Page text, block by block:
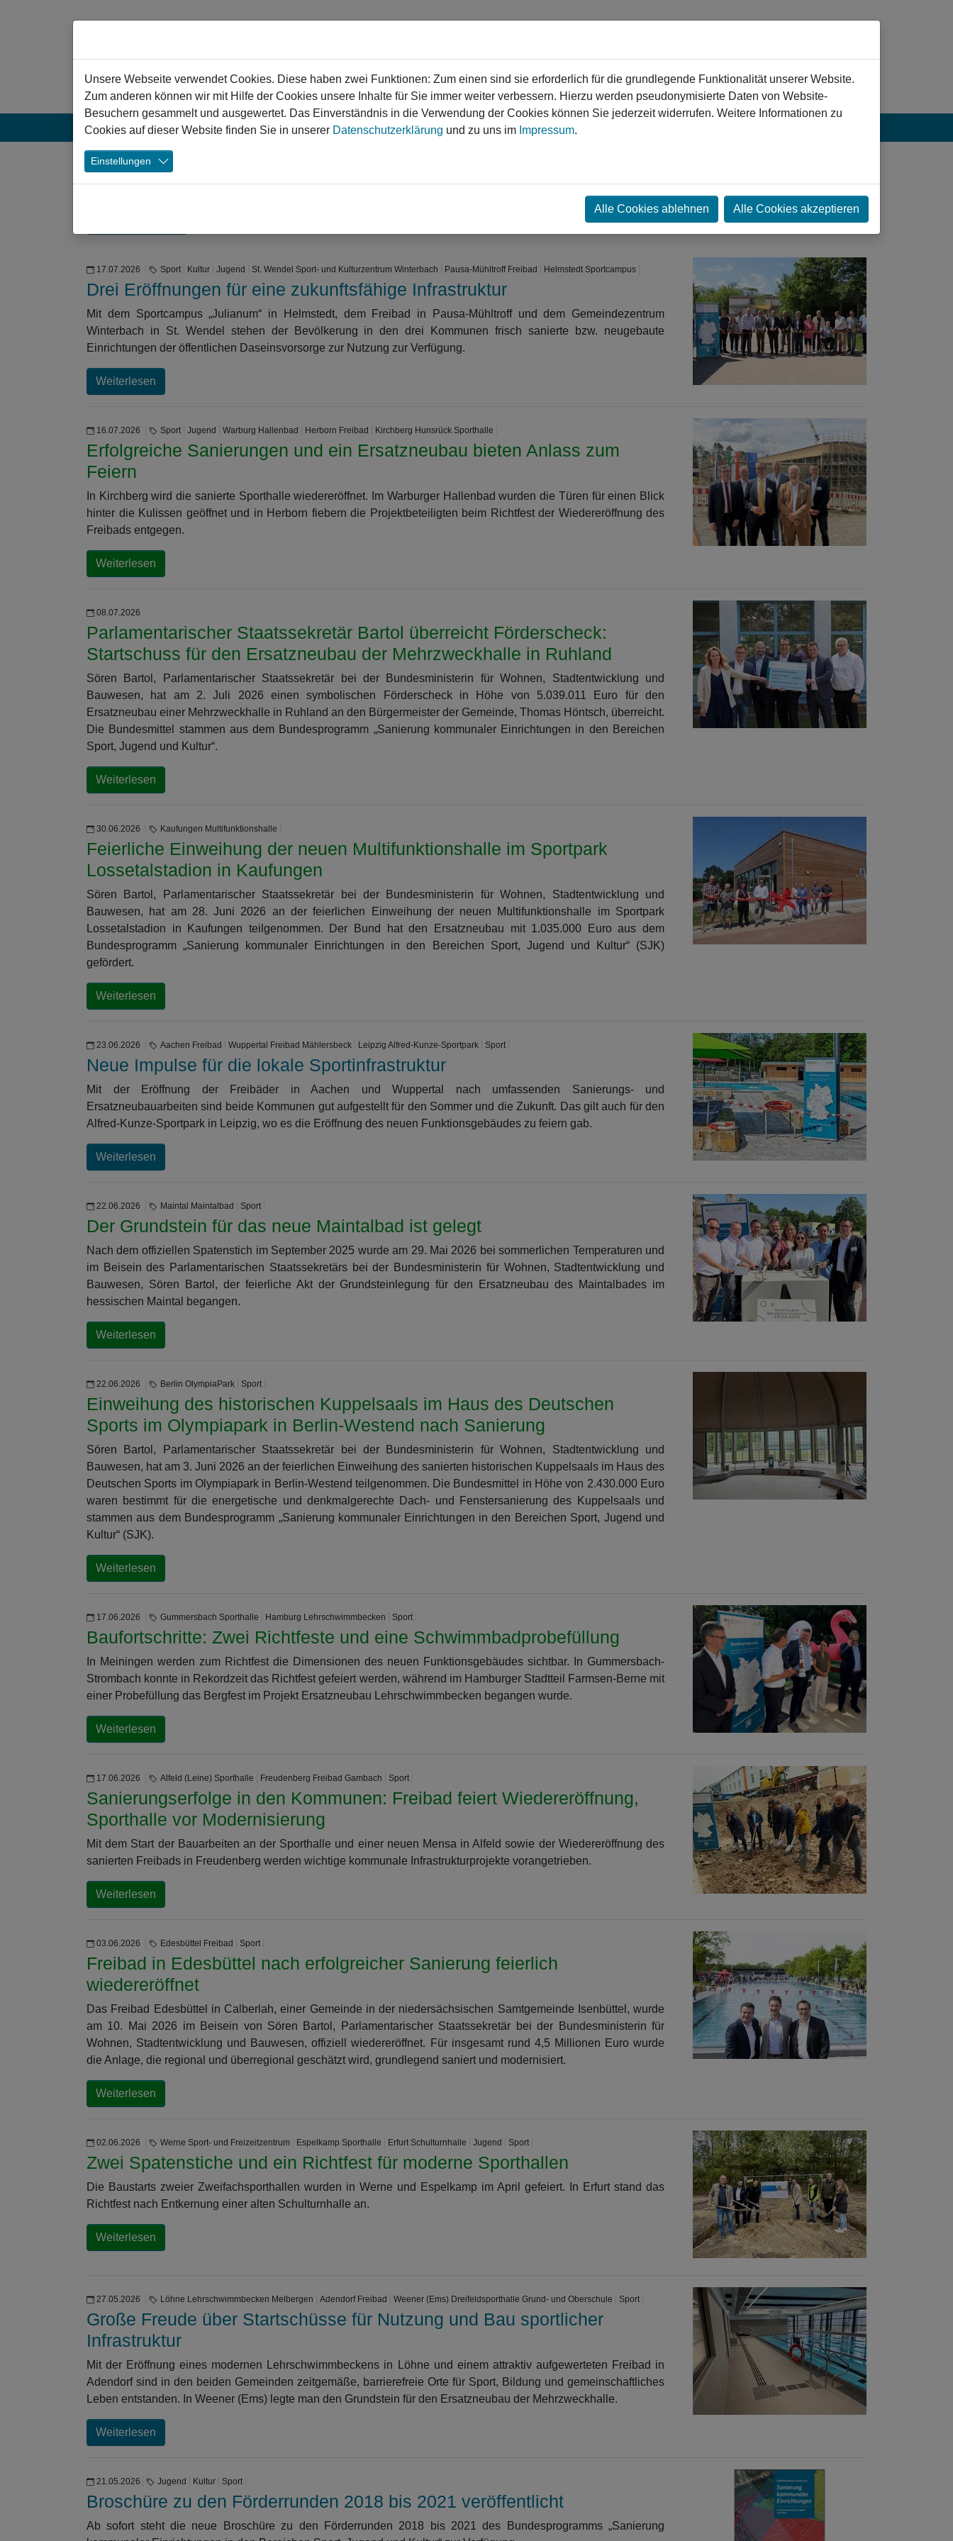
Aktuelles Projekte ❯ Veranstaltungen ❯ Service ❯ Login Kontakt
Weitere Meldungen
17.07.2026 Sport Kultur Jugend St. Wendel Sport- und Kulturzentrum Winterbach Pausa-Mühltroff Freibad Helmstedt Sportcampus
Drei Eröffnungen für eine zukunftsfähige Infrastruktur
Mit dem Sportcampus „Julianum“ in Helmstedt, dem Freibad in Pausa-Mühltroff und dem Gemeindezentrum
Winterbach in St. Wendel stehen der Bevölkerung in den drei Kommunen frisch sanierte bzw. neugebaute
Einrichtungen der öffentlichen Daseinsvorsorge zur Nutzung zur Verfügung.
Weiterlesen
16.07.2026 Sport Jugend Warburg Hallenbad Herborn Freibad Kirchberg Hunsrück Sporthalle
Erfolgreiche Sanierungen und ein Ersatzneubau bieten Anlass zum
Feiern
In Kirchberg wird die sanierte Sporthalle wiedereröffnet. Im Warburger Hallenbad wurden die Türen für einen Blick
hinter die Kulissen geöffnet und in Herborn fiebern die Projektbeteiligten beim Richtfest der Wiedereröffnung des
Freibads entgegen.
Weiterlesen
08.07.2026
Parlamentarischer Staatssekretär Bartol überreicht Förderscheck:
Startschuss für den Ersatzneubau der Mehrzweckhalle in Ruhland
Sören Bartol, Parlamentarischer Staatssekretär bei der Bundesministerin für Wohnen, Stadtentwicklung und
Bauwesen, hat am 2. Juli 2026 einen symbolischen Förderscheck in Höhe von 5.039.011 Euro für den
Ersatzneubau einer Mehrzweckhalle in Ruhland an den Bürgermeister der Gemeinde, Thomas Höntsch, überreicht.
Die Bundesmittel stammen aus dem Bundesprogramm „Sanierung kommunaler Einrichtungen in den Bereichen
Sport, Jugend und Kultur“.
Weiterlesen
30.06.2026 Kaufungen Multifunktionshalle
Feierliche Einweihung der neuen Multifunktionshalle im Sportpark
Lossetalstadion in Kaufungen
Sören Bartol, Parlamentarischer Staatssekretär bei der Bundesministerin für Wohnen, Stadtentwicklung und
Bauwesen, hat am 28. Juni 2026 an der feierlichen Einweihung der neuen Multifunktionshalle im Sportpark
Lossetalstadion in Kaufungen teilgenommen. Der Bund hat den Ersatzneubau mit 1.035.000 Euro aus dem
Bundesprogramm „Sanierung kommunaler Einrichtungen in den Bereichen Sport, Jugend und Kultur“ (SJK)
gefördert.
Weiterlesen
23.06.2026 Aachen Freibad Wuppertal Freibad Mählersbeck Leipzig Alfred-Kunze-Sportpark Sport
Neue Impulse für die lokale Sportinfrastruktur
Mit der Eröffnung der Freibäder in Aachen und Wuppertal nach umfassenden Sanierungs- und
Ersatzneubauarbeiten sind beide Kommunen gut aufgestellt für den Sommer und die Zukunft. Das gilt auch für den
Alfred-Kunze-Sportpark in Leipzig, wo es die Eröffnung des neuen Funktionsgebäudes zu feiern gab.
Weiterlesen
22.06.2026 Maintal Maintalbad Sport
Der Grundstein für das neue Maintalbad ist gelegt
Nach dem offiziellen Spatenstich im September 2025 wurde am 29. Mai 2026 bei sommerlichen Temperaturen und
im Beisein des Parlamentarischen Staatssekretärs bei der Bundesministerin für Wohnen, Stadtentwicklung und
Bauwesen, Sören Bartol, der feierliche Akt der Grundsteinlegung für den Ersatzneubau des Maintalbades im
hessischen Maintal begangen.
Weiterlesen
22.06.2026 Berlin OlympiaPark Sport
Einweihung des historischen Kuppelsaals im Haus des Deutschen
Sports im Olympiapark in Berlin-Westend nach Sanierung
Sören Bartol, Parlamentarischer Staatssekretär bei der Bundesministerin für Wohnen, Stadtentwicklung und
Bauwesen, hat am 3. Juni 2026 an der feierlichen Einweihung des sanierten historischen Kuppelsaals im Haus des
Deutschen Sports im Olympiapark in Berlin-Westend teilgenommen. Die Bundesmittel in Höhe von 2.430.000 Euro
waren bestimmt für die energetische und denkmalgerechte Dach- und Fenstersanierung des Kuppelsaals und
stammen aus dem Bundesprogramm „Sanierung kommunaler Einrichtungen in den Bereichen Sport, Jugend und
Kultur“ (SJK).
Weiterlesen
17.06.2026 Gummersbach Sporthalle Hamburg Lehrschwimmbecken Sport
Baufortschritte: Zwei Richtfeste und eine Schwimmbadprobefüllung
In Meiningen werden zum Richtfest die Dimensionen des neuen Funktionsgebäudes sichtbar. In Gummersbach-
Strombach konnte in Rekordzeit das Richtfest gefeiert werden, während im Hamburger Stadtteil Farmsen-Berne mit
einer Probefüllung das Bergfest im Projekt Ersatzneubau Lehrschwimmbecken begangen wurde.
Weiterlesen
17.06.2026 Alfeld (Leine) Sporthalle Freudenberg Freibad Gambach Sport
Sanierungserfolge in den Kommunen: Freibad feiert Wiedereröffnung,
Sporthalle vor Modernisierung
Mit dem Start der Bauarbeiten an der Sporthalle und einer neuen Mensa in Alfeld sowie der Wiedereröffnung des
sanierten Freibads in Freudenberg werden wichtige kommunale Infrastrukturprojekte vorangetrieben.
Weiterlesen
03.06.2026 Edesbüttel Freibad Sport
Freibad in Edesbüttel nach erfolgreicher Sanierung feierlich
wiedereröffnet
Das Freibad Edesbüttel in Calberlah, einer Gemeinde in der niedersächsischen Samtgemeinde Isenbüttel, wurde
am 10. Mai 2026 im Beisein von Sören Bartol, Parlamentarischer Staatssekretär bei der Bundesministerin für
Wohnen, Stadtentwicklung und Bauwesen, offiziell wiedereröffnet. Für insgesamt rund 4,5 Millionen Euro wurde
die Anlage, die regional und überregional geschätzt wird, grundlegend saniert und modernisiert.
Weiterlesen
02.06.2026 Werne Sport- und Freizeitzentrum Espelkamp Sporthalle Erfurt Schulturnhalle Jugend Sport
Zwei Spatenstiche und ein Richtfest für moderne Sporthallen
Die Baustarts zweier Zweifachsporthallen wurden in Werne und Espelkamp im April gefeiert. In Erfurt stand das
Richtfest nach Entkernung einer alten Schulturnhalle an.
Weiterlesen
27.05.2026 Löhne Lehrschwimmbecken Melbergen Adendorf Freibad Weener (Ems) Dreifeldsporthalle Grund- und Oberschule Sport
Große Freude über Startschüsse für Nutzung und Bau sportlicher
Infrastruktur
Mit der Eröffnung eines modernen Lehrschwimmbeckens in Löhne und einem attraktiv aufgewerteten Freibad in
Adendorf sind in den beiden Gemeinden zeitgemäße, barrierefreie Orte für Sport, Bildung und gemeinschaftliches
Leben entstanden. In Weener (Ems) legte man den Grundstein für den Ersatzneubau der Mehrzweckhalle.
Weiterlesen
21.05.2026 Jugend Kultur Sport
Broschüre zu den Förderrunden 2018 bis 2021 veröffentlicht
Ab sofort steht die neue Broschüre zu den Förderrunden 2018 bis 2021 des Bundesprogramms „Sanierung
Unsere Webseite verwendet Cookies. Diese haben zwei Funktionen: Zum einen sind sie erforderlich für die grundlegende Funktionalität unserer Website.
Zum anderen können wir mit Hilfe der Cookies unsere Inhalte für Sie immer weiter verbessern. Hierzu werden pseudonymisierte Daten von Website-
Besuchern gesammelt und ausgewertet. Das Einverständnis in die Verwendung der Cookies können Sie jederzeit widerrufen. Weitere Informationen zu
Cookies auf dieser Website finden Sie in unserer Datenschutzerklärung und zu uns im Impressum.
Einstellungen
Alle Cookies ablehnen Alle Cookies akzeptieren